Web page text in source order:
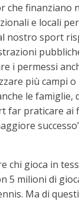
che finanziano
e locali
nostro sport
i permessi
più campi
le famiglie,
far praticare ai
chi gioca in
5 milioni di
Ma di